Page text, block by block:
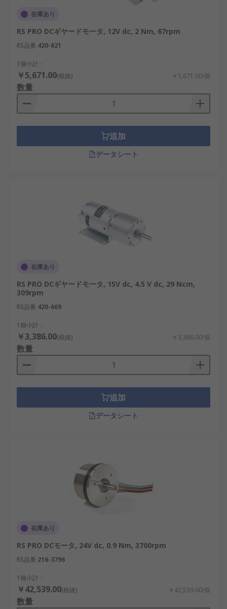
在庫あり
RS PRO DCギヤードモータ, 12V dc, 2 Nm, 67rpm
RS品番 420-621
1個小計：
￥5,671.00(税抜) ￥5,671.00/個
数量
追加
データシート
在庫あり
RS PRO DCギヤードモータ, 15V dc, 4.5 V dc, 29 Ncm,
309rpm
RS品番 420-669
1個小計：
￥3,386.00(税抜) ￥3,386.00/個
数量
追加
データシート
在庫あり
RS PRO DCモータ, 24V dc, 0.9 Nm, 3700rpm
RS品番 216-3796
1個小計：
￥42,539.00(税抜) ￥42,539.00/個
数量